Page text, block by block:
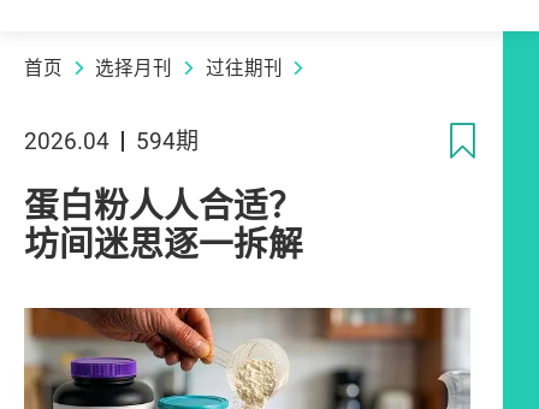
首页 选择月刊 过往期刊
2026.04 594期
蛋白粉人人合适？
坊间迷思逐一拆解